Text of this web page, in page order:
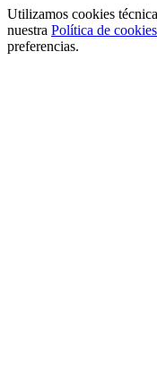
Utilizamos cookies
nuestra Política de cookies
preferencias.